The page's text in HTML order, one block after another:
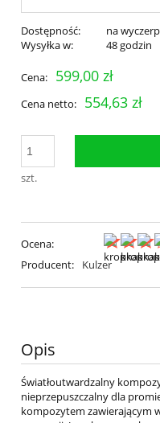
Dostępność:
na
Wysyłka w:
48 godzin
Cena: 599,00 zł
Cena netto: 554,63 zł
szt.
Ocena:
Producent:
Kulzer
Opis
Światłoutwardzalny
nieprzepuszczalny dla
kompozytem zawierającym